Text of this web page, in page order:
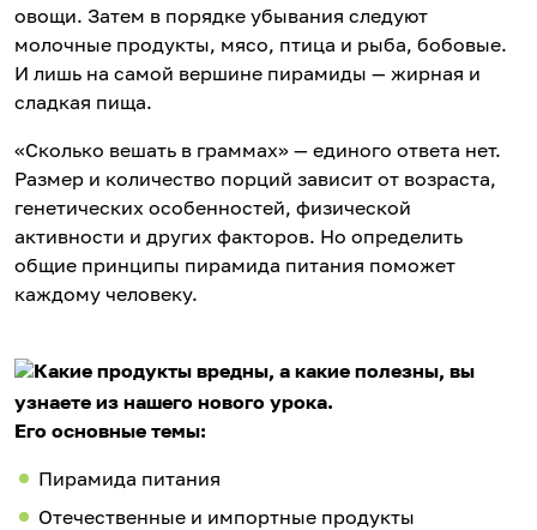
овощи. Затем в порядке убывания следуют
молочные продукты, мясо, птица и рыба, бобовые.
И лишь на самой вершине пирамиды — жирная и
сладкая пища.
«Сколько вешать в граммах» — единого ответа нет.
Размер и количество порций зависит от возраста,
генетических особенностей, физической
активности и других факторов. Но определить
общие принципы пирамида питания поможет
каждому человеку.
Какие продукты вредны, а какие полезны, вы
узнаете из нашего нового урока.
Его основные темы:
Пирамида питания
Отечественные и импортные продукты